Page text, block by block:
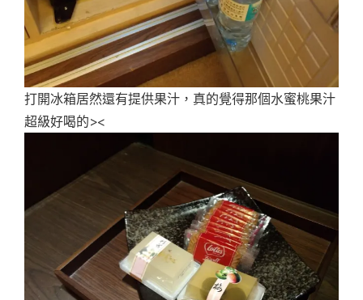
打開冰箱居然還有提供果汁，真的覺得那個水蜜桃果汁
超級好喝的><